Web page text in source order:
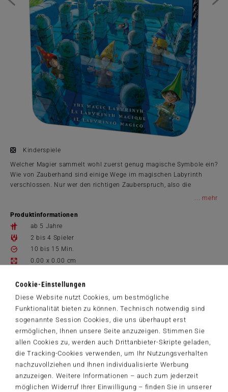
Cookie-Einstellungen
Diese Website nutzt Cookies, um bestmögliche
Funktionalität bieten zu können. Technisch notwendig sind
sogenannte Session Cookies, die uns überhaupt erst
ermöglichen, Ihnen unsere Seite anzuzeigen. Stimmen Sie
allen Cookies zu, werden auch Drittanbieter-Skripte geladen,
die Tracking-Cookies verwenden, um Ihr Nutzungsverhalten
nachzuvollziehen und Ihnen individualisierte Werbung
anzuzeigen. Weitere Informationen – auch zum jederzeit
möglichen Widerruf Ihrer Einwilligung – finden Sie in unserer
Kinderspiele
Welcher Magier sammelt wohl zuerst genug magische Symbole ein?
Wie von Zauberhand sind einige Wege im magischen Labyrinth
verschlossen. Nur wer den richtigen Zauberspruch, also die
...
Produktinformationen
ab 5 Jahre
2 bis 4 Spieler
10 bis 15 Min.
0.00 x 0.00 cm
Spielanleitungen
51401_Das_Magische_Labyrinth_DE_FR_IT_GB.pdf
7,99 €
Zum Shop
Artikelnummer: 51401